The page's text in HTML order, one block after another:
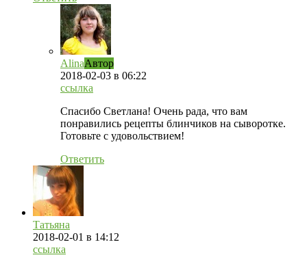
AlinaАвтор
2018-02-03 в 06:22
ссылка
Спасибо Светлана! Очень рада, что вам
понравились рецепты блинчиков на сыворотке.
Готовьте с удовольствием!
Ответить
Татьяна
2018-02-01 в 14:12
ссылка